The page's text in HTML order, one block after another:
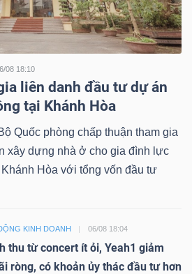
08 18:10
liên danh đầu tư dự án
tại Khánh Hòa
Quốc phòng chấp thuận tham gia
xây dựng nhà ở cho gia đình lực
Hòa với tổng vốn đầu tư
KINH DOANH 06/08 18:04
thu từ concert ít ỏi, Yeah1 giảm
ròng, có khoản ủy thác đầu tư hơn